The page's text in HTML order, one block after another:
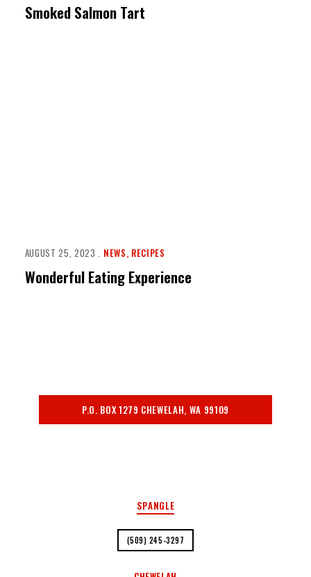
Smoked Salmon Tart
AUGUST 25, 2023 NEWS RECIPES
Wonderful Eating Experience
P.O. BOX 1279 CHEWELAH, WA 99109
SPANGLE
(509) 245-3297